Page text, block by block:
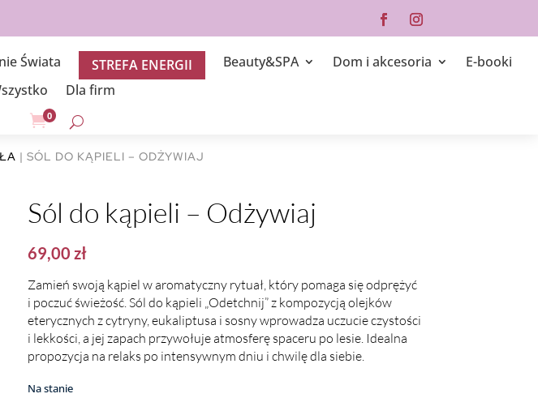
Świata STREFA ENERGII Beauty&SPA Dom i akcesoria
E-booki
Dla firm
0
| SÓL DO KĄPIELI – ODŻYWIAJ
Sól do kąpieli – Odżywiaj
69,00 zł
Zamień swoją kąpiel w aromatyczny rytuał, który pomaga się odprężyć
i poczuć świeżość. Sól do kąpieli „Odetchnij” z kompozycją olejków
eterycznych z cytryny, eukaliptusa i sosny wprowadza uczucie czystości
i lekkości, a jej zapach przywołuje atmosferę spaceru po lesie. Idealna
propozycja na relaks po intensywnym dniu i chwilę dla siebie.
Na stanie